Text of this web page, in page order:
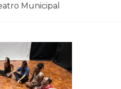
Municipal